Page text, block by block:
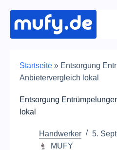
Inhalt
springen
Startseite » Entsorgung
Anbietervergleich lokal
Entsorgung
lokal
Handwerker
5.
MUFY